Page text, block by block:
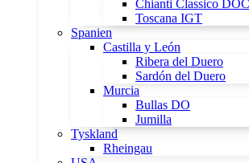
Chianti Classico
Toscana IGT
Spanien
Castilla y León
Ribera del Duero
Sardón del Duero
Murcia
Bullas DO
Jumilla
Tyskland
Rheingau